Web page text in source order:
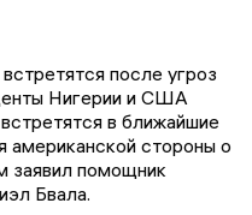
после угроз
Нигерии и США
в ближайшие
американской стороны о
заявил помощник
Бвала.